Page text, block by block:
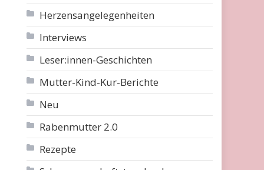
Herzensangelegenheiten
Interviews
Leser:innen-Geschichten
Mutter-Kind-Kur-Berichte
Neu
Rabenmutter 2.0
Rezepte